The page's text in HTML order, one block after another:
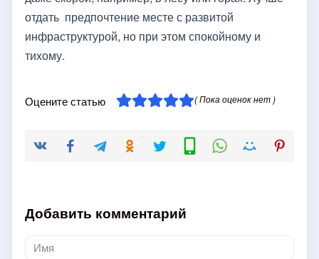
отдать предпочтение месте с развитой
инфраструктурой, но при этом спокойному и
тихому.
Оцените статью ( Пока оценок нет )
Добавить комментарий
Имя